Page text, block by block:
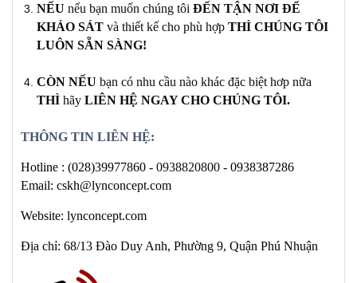
NẾU nếu bạn muốn chúng tôi ĐẾN TẬN NƠI ĐỂ
KHẢO SÁT và thiết kế cho phù hợp THÌ CHÚNG TÔI
LUÔN SẴN SÀNG!
CÒN NẾU bạn có nhu cầu nào khác đặc biệt hơp nữa
THÌ hãy LIÊN HỆ NGAY CHO CHÚNG TÔI.
THÔNG TIN LIÊN HỆ:
Hotline : (028)39977860 - 0938820800 - 0938387286
Email: cskh@lynconcept.com
Website: lynconcept.com
Địa chỉ: 68/13 Đào Duy Anh, Phường 9, Quận Phú Nhuận